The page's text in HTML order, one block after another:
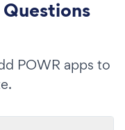
POWR apps to